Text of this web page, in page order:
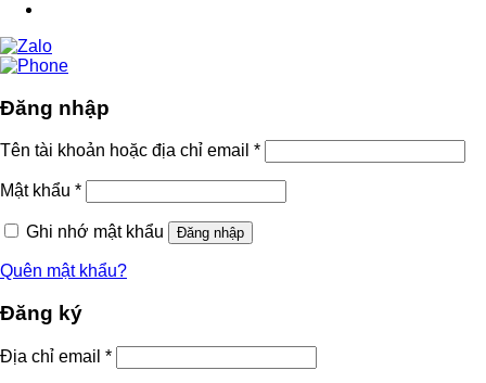
Đăng nhập
Tên tài khoản hoặc địa chỉ email *
Mật khẩu *
Ghi nhớ mật khẩu Đăng nhập
Quên mật khẩu?
Đăng ký
Địa chỉ email *